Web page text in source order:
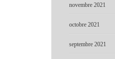
novembre 2021
octobre 2021
septembre 2021